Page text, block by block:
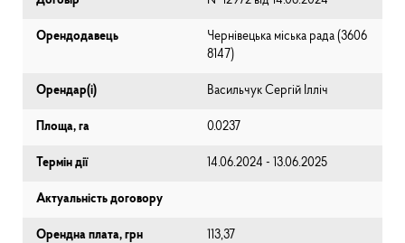
Орендодавець
Чернівецька міська рада (⁨3606
8147⁩)
Орендар(і) Васильчук Сергій Ілліч
Площа, га 0.0237
Термін дії 14.06.2024 - 13.06.2025
Актуальність договору
Орендна плата, грн 113,37